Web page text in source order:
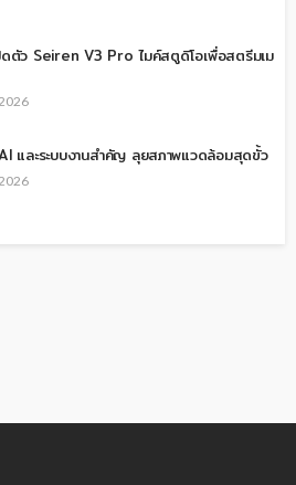
ตัว Seiren V3 Pro ไมค์สตูดิโอเพื่อสตรีมเม
และระบบงานสำคัญ ลุยสภาพแวดล้อมสุดขั้ว